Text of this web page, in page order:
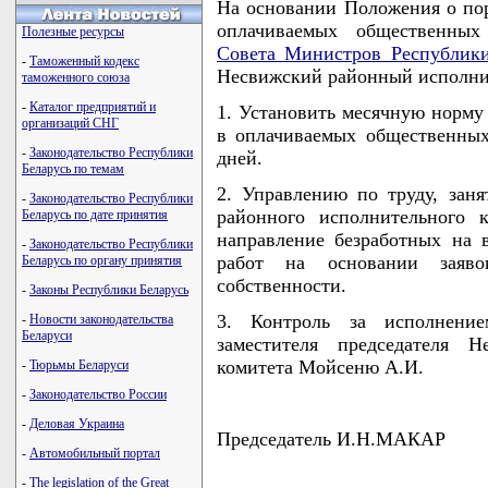
Полезные ресурсы
- Таможенный кодекс
таможенного союза
- Каталог предприятий и
организаций СНГ
- Законодательство Республики
Беларусь по темам
- Законодательство Республики
Беларусь по дате принятия
- Законодательство Республики
Беларусь по органу принятия
- Законы Республики Беларусь
- Новости законодательства
Беларуси
- Тюрьмы Беларуси
- Законодательство России
- Деловая Украина
- Автомобильный портал
- The legislation of the Great
На основании Положения о
оплачиваемых
Совета Министров
Несвижский районный
1. Установить месячную
в оплачиваемых
дней.
2. Управлению по труду,
районного исполнительного
направление безработных
работ на основании
собственности.
3. Контроль за
заместителя председателя
комитета Мойсеню А.И.
Председатель И.Н.МАКАР